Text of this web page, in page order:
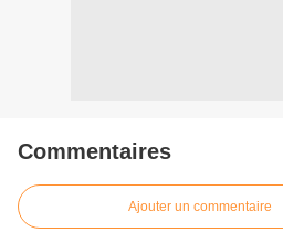
Commentaires
Ajouter un commentaire